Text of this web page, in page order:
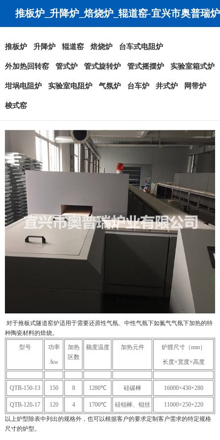
推板炉_升降炉_焙烧炉_辊道窑-宜兴市奥普瑞炉
业有限公司
推板炉 升降炉 辊道窑 焙烧炉 台车式电阻炉
外加热回转窑 管式炉 管式旋转炉 管式摇摆炉 实验室箱式炉
坩埚电阻炉 实验室电阻炉 气氛炉 台车炉 井式炉 网带炉
梭式窑
对于推板式隧道窑炉适用于需要还原性气氛、中性气氛下如氮气气氛下加热的特
种陶瓷材料的焙烧。
型号 功率
/kw
加热
区数
额度温度 加热元件 炉膛尺寸（mm）
长度×宽度×高度
QTB-150-13 150 8 1280℃ 硅碳棒 16000×430×280
QTB-120-17 120 4 1700℃ 硅钼棒、钼丝 11000×250×220
以上炉型除表中列出的规格外，也可以根据客户的要求定制客户需求的特定规格
尺寸的炉型。